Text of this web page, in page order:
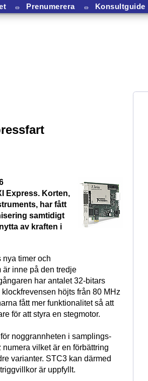
⏛ Prenumerera ⏛ Konsultguide
Express. Korten,
har fått
samtidigt
av kraften i
nya timer och
inne på den tredje
har antalet 32-bitars
höjts från 80 MHz
fått mer funktionalitet så att
för att styra en stegmotor.
noggrannheten i samplings-
vilket är en förbättring
varianter. STC3 kan därmed
är uppfyllt.